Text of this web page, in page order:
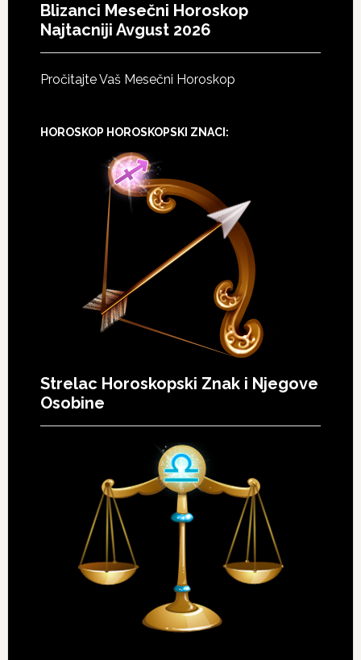
Blizanci Mesečni Horoskop
Najtacniji Avgust 2026
Pročitajte Vaš Mesečni Horoskop
HOROSKOP HOROSKOPSKI ZNACI:
Strelac Horoskopski Znak i Njegove
Osobine